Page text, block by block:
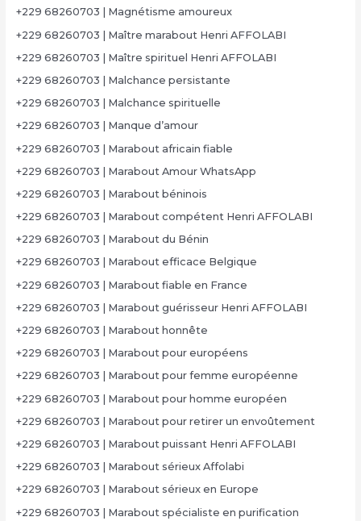
+229 68260703 | Magnétisme amoureux
+229 68260703 | Maître marabout Henri AFFOLABI
+229 68260703 | Maître spirituel Henri AFFOLABI
+229 68260703 | Malchance persistante
+229 68260703 | Malchance spirituelle
+229 68260703 | Manque d’amour
+229 68260703 | Marabout africain fiable
+229 68260703 | Marabout Amour WhatsApp
+229 68260703 | Marabout béninois
+229 68260703 | Marabout compétent Henri AFFOLABI
+229 68260703 | Marabout du Bénin
+229 68260703 | Marabout efficace Belgique
+229 68260703 | Marabout fiable en France
+229 68260703 | Marabout guérisseur Henri AFFOLABI
+229 68260703 | Marabout honnête
+229 68260703 | Marabout pour européens
+229 68260703 | Marabout pour femme européenne
+229 68260703 | Marabout pour homme européen
+229 68260703 | Marabout pour retirer un envoûtement
+229 68260703 | Marabout puissant Henri AFFOLABI
+229 68260703 | Marabout sérieux Affolabi
+229 68260703 | Marabout sérieux en Europe
+229 68260703 | Marabout spécialiste en purification